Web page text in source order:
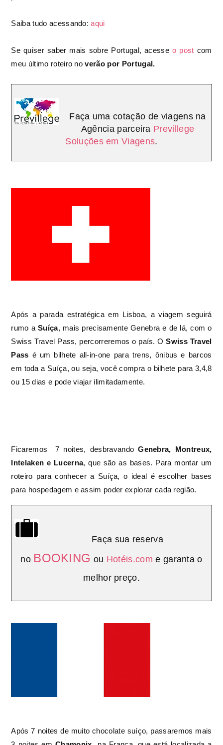
Saiba tudo acessando:aqui
Se quiser saber mais sobre Portugal, acesseo post com
meu último roteiro noverão por Portugal.
Faça uma cotação de viagens na
Agência parceira Previllege
Soluções em Viagens.
Após a parada estratégica em Lisboa, a viagem seguirá
rumo aSuíça, mais precisamente Genebra e de lá, com o
Swiss Travel Pass, percorreremos o país. OSwiss Travel
Pass é um bilhete all-in-one para trens, ônibus e barcos
em toda a Suíça, ou seja, você compra o bilhete para 3,4,8
ou 15 dias e pode viajar ilimitadamente.
Ficaremos 7 noites, desbravandoGenebra, Montreux,
Intelaken e Lucerna, que são as bases. Para montar um
roteiro para conhecer a Suíça, o ideal é escolher bases
para hospedagem e assim poder explorar cada região.
Faça sua reserva
no BOOKING ou Hotéis.com e garanta o
melhor preço.
Após 7 noites de muito chocolate suíço, passaremos mais